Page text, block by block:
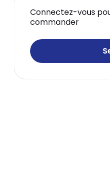
Connectez-vous
commander